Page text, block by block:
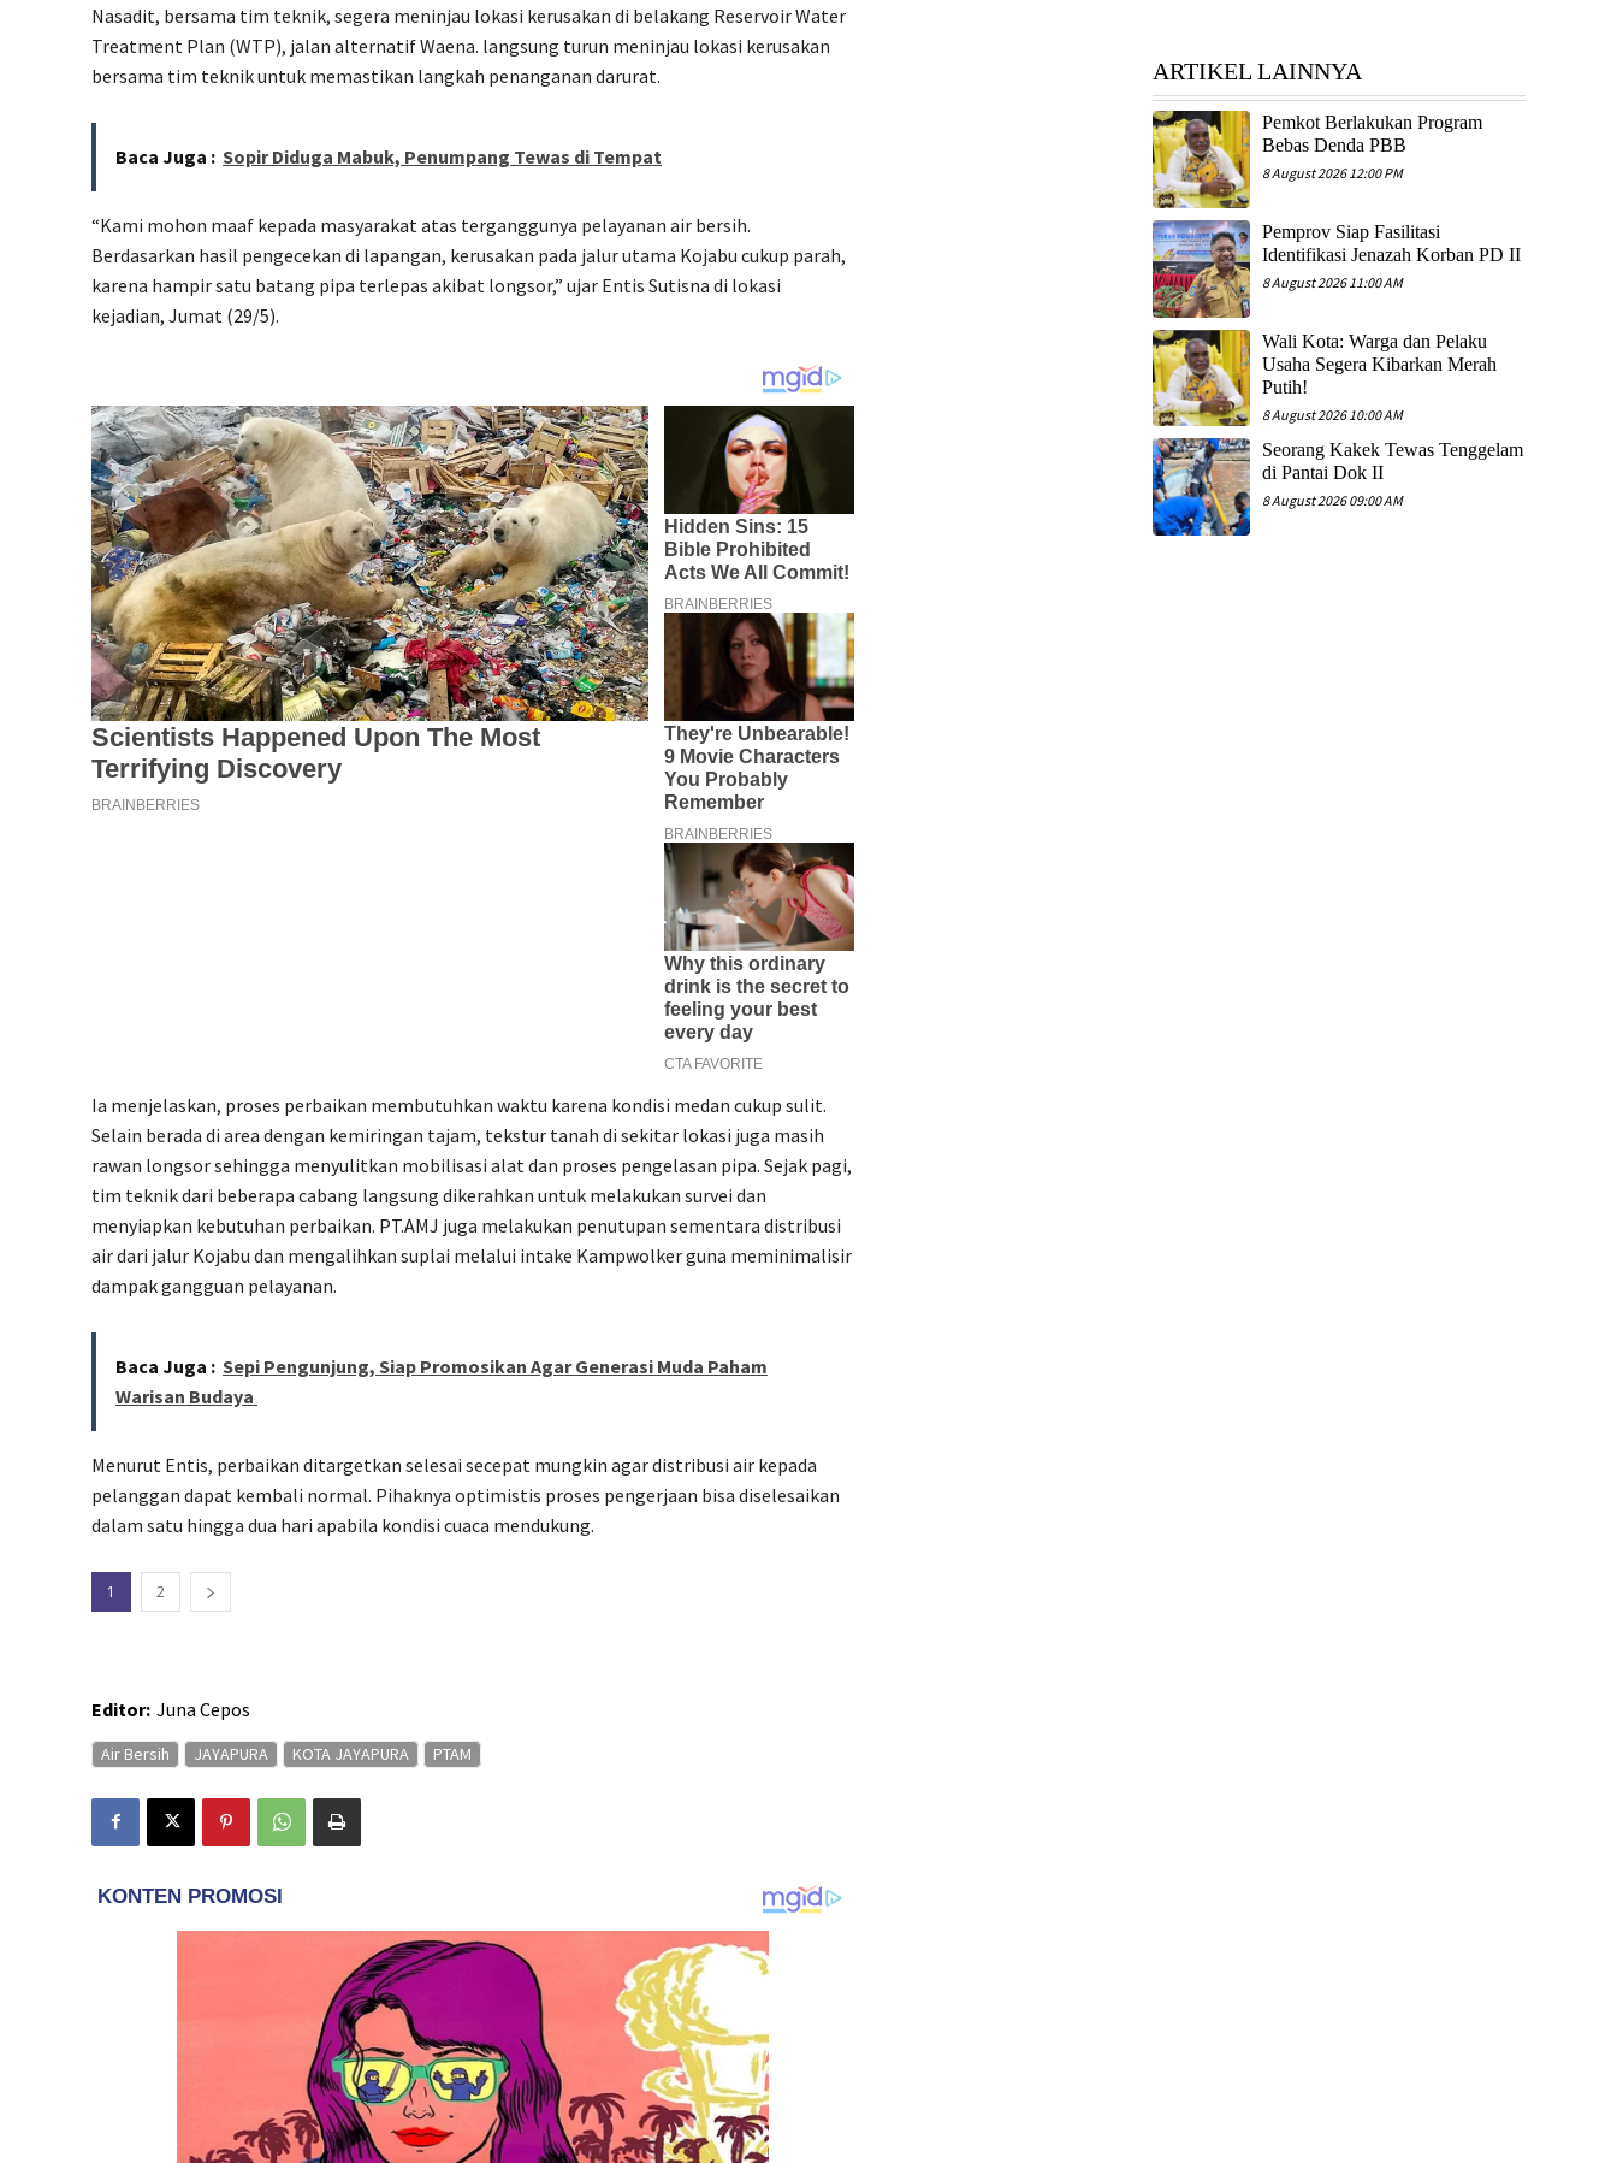
Nasadit, bersama tim teknik, segera meninjau lokasi kerusakan di belakang Reservoir Water
Treatment Plan (WTP), jalan alternatif Waena. langsung turun meninjau lokasi kerusakan
bersama tim teknik untuk memastikan langkah penanganan darurat.
Baca Juga : Sopir Diduga Mabuk, Penumpang Tewas di Tempat
“Kami mohon maaf kepada masyarakat atas terganggunya pelayanan air bersih.
Berdasarkan hasil pengecekan di lapangan, kerusakan pada jalur utama Kojabu cukup parah,
karena hampir satu batang pipa terlepas akibat longsor,” ujar Entis Sutisna di lokasi
kejadian, Jumat (29/5).
Ia menjelaskan, proses perbaikan membutuhkan waktu karena kondisi medan cukup sulit.
Selain berada di area dengan kemiringan tajam, tekstur tanah di sekitar lokasi juga masih
rawan longsor sehingga menyulitkan mobilisasi alat dan proses pengelasan pipa. Sejak pagi,
tim teknik dari beberapa cabang langsung dikerahkan untuk melakukan survei dan
menyiapkan kebutuhan perbaikan. PT.AMJ juga melakukan penutupan sementara distribusi
air dari jalur Kojabu dan mengalihkan suplai melalui intake Kampwolker guna meminimalisir
dampak gangguan pelayanan.
Baca Juga : Sepi Pengunjung, Siap Promosikan Agar Generasi Muda Paham
Warisan Budaya
Menurut Entis, perbaikan ditargetkan selesai secepat mungkin agar distribusi air kepada
pelanggan dapat kembali normal. Pihaknya optimistis proses pengerjaan bisa diselesaikan
dalam satu hingga dua hari apabila kondisi cuaca mendukung.
1 2
Editor: Juna Cepos
Air Bersih JAYAPURA KOTA JAYAPURA PTAM
ARTIKEL LAINNYA
Pemkot Berlakukan Program
Bebas Denda PBB
8 August 2026 12:00 PM
Pemprov Siap Fasilitasi
Identifikasi Jenazah Korban PD II
8 August 2026 11:00 AM
Wali Kota: Warga dan Pelaku
Usaha Segera Kibarkan Merah
Putih!
8 August 2026 10:00 AM
Seorang Kakek Tewas Tenggelam
di Pantai Dok II
8 August 2026 09:00 AM